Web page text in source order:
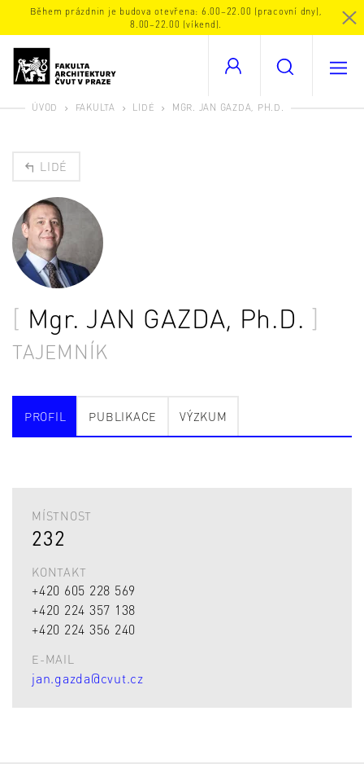
Během prázdnin je budova otevřena: 6.00–22.00 (pracovní dny),
8.00–22.00 (víkend).
ÚVOD FAKULTA LIDÉ MGR. JAN GAZDA, PH.D.
LIDÉ
Mgr. JAN GAZDA, Ph.D.
TAJEMNÍK
PROFIL PUBLIKACE VÝZKUM
MÍSTNOST
232
KONTAKT
+420 605 228 569
+420 224 357 138
+420 224 356 240
E-MAIL
jan.gazda@cvut.cz